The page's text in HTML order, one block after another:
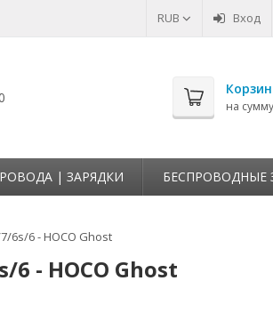
RUB Вход
на сумму
| ЗАРЯДКИ БЕСПРОВОДНЫЕ
6s/6 - HOCO Ghost
- HOCO Ghost